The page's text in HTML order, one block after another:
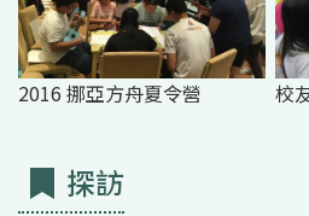
2016 挪亞方舟夏令營 校
探訪